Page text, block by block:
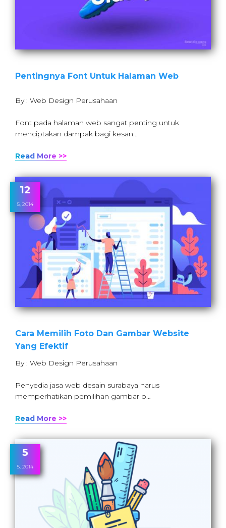
Pentingnya Font Untuk Halaman Web
By : Web Design Perusahaan
Font pada halaman web sangat penting untuk
menciptakan dampak bagi kesan…
Read More >>
12
5, 2014
Cara Memilih Foto Dan Gambar Website
Yang Efektif
By : Web Design Perusahaan
Penyedia jasa web desain surabaya harus
memperhatikan pemilihan gambar p…
Read More >>
5
5, 2014